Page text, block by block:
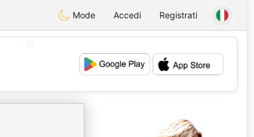
Mode Accedi Registrati
💕